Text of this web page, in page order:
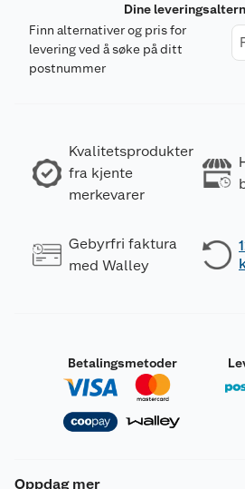
Dine
Finn alternativer og pris for
levering ved å søke på ditt
postnummer
Kvalitetsprodukter
fra kjente
merkevarer
Gebyrfri faktura
med Walley
Betalingsmetoder
Oppdag mer